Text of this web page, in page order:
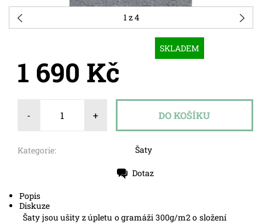
1z 4
SKLADEM
1 690 Kč
- +
Kategorie: Šaty
Dotaz
Popis
Diskuze
Šaty jsou ušity z úpletu o gramáži 300g/m2 o složení